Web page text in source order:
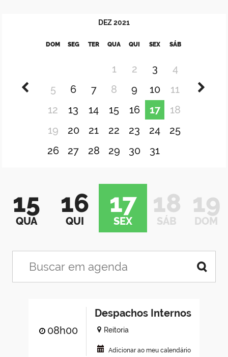
DEZ2021
DOM SEG TER QUA QUI SEX SÁB
1 2 3
4
5
6 7 8 9 10
11
12
13 14 15 16 17
18
19
20 21 22 23 24
25
26
27 28 29 30 31
15
QUA
16
QUI
17
SEX
18
SÁB
19
DOM
08h00
Despachos Internos
Reitoria
Adicionar ao meu calendário